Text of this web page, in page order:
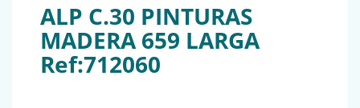
ALP C.30 PINTURAS
MADERA 659 LARGA
Ref:712060